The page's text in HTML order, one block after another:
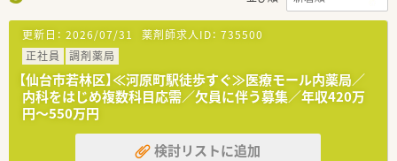
更新日： 2026/07/31 薬剤師求人ID： 735500
正社員
調剤薬局
【仙台市若林区】≪河原町駅徒歩すぐ≫医療モール内薬局／
内科をはじめ複数科目応需／欠員に伴う募集／年収420万
円～550万円
検討リストに追加